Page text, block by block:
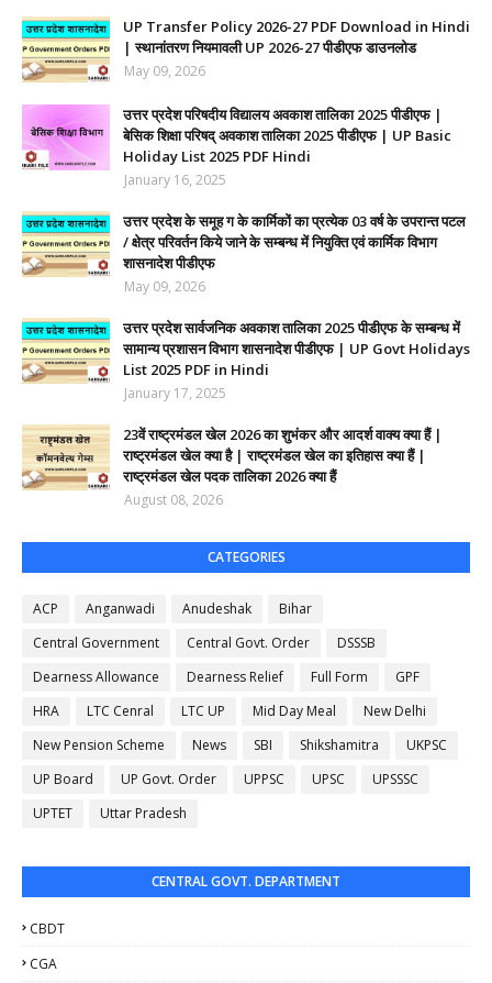
UP Transfer Policy 2026-27 PDF Download in Hindi
| स्थानांतरण नियमावली UP 2026-27 पीडीएफ डाउनलोड
May 09, 2026
उत्तर प्रदेश परिषदीय विद्यालय अवकाश तालिका 2025 पीडीएफ |
बेसिक शिक्षा परिषद् अवकाश तालिका 2025 पीडीएफ | UP Basic
Holiday List 2025 PDF Hindi
January 16, 2025
उत्तर प्रदेश के समूह ग के कार्मिकों का प्रत्येक 03 वर्ष के उपरान्त पटल
/ क्षेत्र परिवर्तन किये जाने के सम्बन्ध में नियुक्ति एवं कार्मिक विभाग
शासनादेश पीडीएफ
May 09, 2026
उत्तर प्रदेश सार्वजनिक अवकाश तालिका 2025 पीडीएफ के सम्बन्ध में
सामान्य प्रशासन विभाग शासनादेश पीडीएफ | UP Govt Holidays
List 2025 PDF in Hindi
January 17, 2025
23वें राष्ट्रमंडल खेल 2026 का शुभंकर और आदर्श वाक्य क्या हैं |
राष्ट्रमंडल खेल क्या है | राष्ट्रमंडल खेल का इतिहास क्या हैं |
राष्ट्रमंडल खेल पदक तालिका 2026 क्या हैं
August 08, 2026
CATEGORIES
ACP Anganwadi Anudeshak
Bihar
Central Government
Central Govt. Order
DSSSB
Dearness Allowance
Dearness Relief Full Form
GPF
HRA
LTC Cenral LTC UP Mid Day Meal
New Delhi
New Pension Scheme
News SBI Shikshamitra
UKPSC
UP Board
UP Govt. Order UPPSC UPSC
UPSSSC
UPTET
Uttar Pradesh
CENTRAL GOVT. DEPARTMENT
CBDT
CGA